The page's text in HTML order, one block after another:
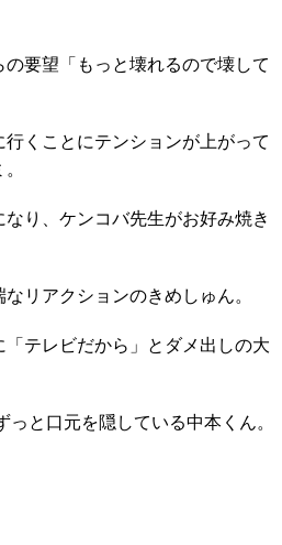
要望「もっと壊れるので壊して
くことにテンションが上がって
り、ケンコバ先生がお好み焼き
リアクションのきめしゅん。
テレビだから」とダメ出しの大
と口元を隠している中本くん。